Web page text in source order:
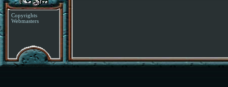
Copyrights
Webmasters